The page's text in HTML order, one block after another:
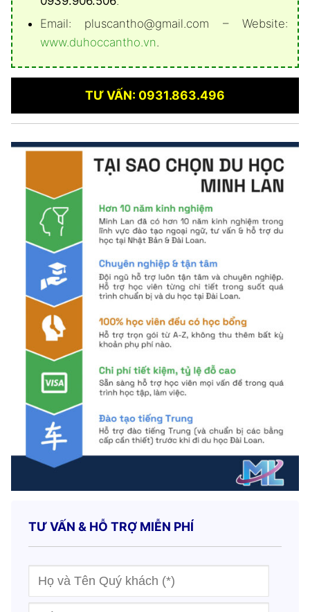
Email: pluscantho@gmail.com – Website:
www.duhoccantho.vn.
TƯ VẤN: 0931.863.496
TƯ VẤN & HỖ TRỢ MIỄN PHÍ